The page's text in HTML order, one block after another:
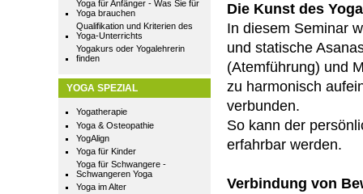
Yoga für Anfänger - Was Sie für
Yoga brauchen
Qualifikation und Kriterien des
Yoga-Unterrichts
Yogakurs oder Yogalehrerin
finden
YOGA SPEZIAL
Yogatherapie
Yoga & Osteopathie
YogAlign
Yoga für Kinder
Yoga für Schwangere -
Schwangeren Yoga
Yoga im Alter
Die Kunst des
In diesem Seminar
und statische
(Atemführung) und
zu harmonisch
verbunden.
So kann der
erfahrbar werden.
Verbindung von